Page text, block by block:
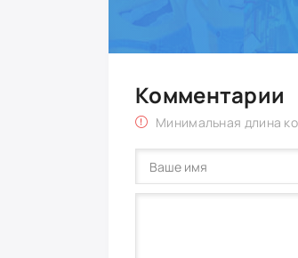
Комментарии
Минимальная длина